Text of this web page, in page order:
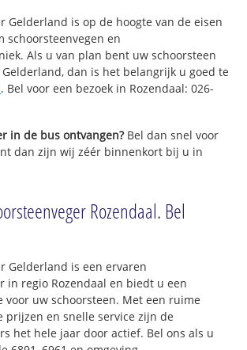
Gelderland is op de hoogte van de eisen
schoorsteenvegen en
Als u van plan bent uw schoorsteen
dan is het belangrijk u goed te
. Bel voor een bezoek in Rozendaal: 026-
in de bus ontvangen?Bel dan snel voor
dan zijn wij zéér binnenkort bij u in
Rozendaal. Bel
Gelderland is een ervaren
in regio Rozendaal en biedt u een
voor uw schoorsteen. Met een ruime
prijzen en snelle service zijn de
het hele jaar door actief. Bel ons als u